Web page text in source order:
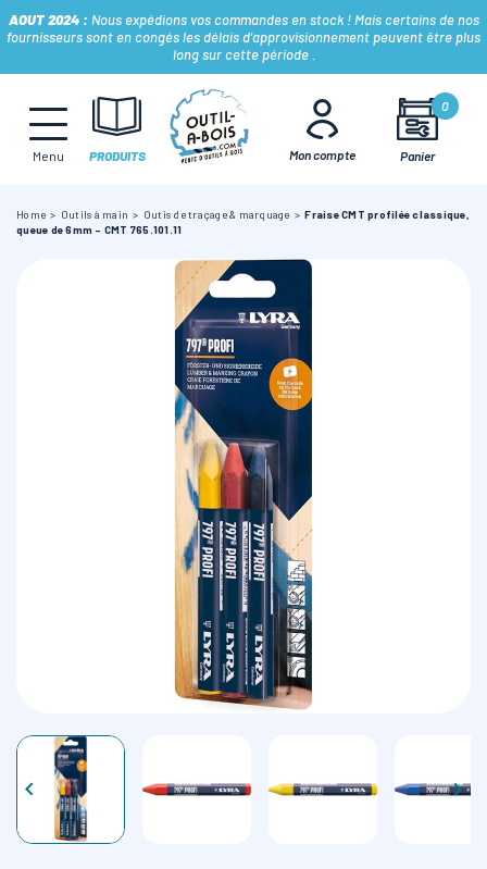
AOUT 2024 : Nous expédions vos commandes en stock ! Mais certains de nos
fournisseurs sont en congés les délais d'approvisionnement peuvent être plus
long sur cette période .
Menu PRODUITS Mon compte Panier
0
MÈCHES, FRAISES & FORETS
LAMES & DISQUES
OUTILS À MAIN
OUTILS DE TOUPIE
FERS & PLAQUETTES
LAMES SCIES RUBAN
Home Outils à main Outis de traçage & marquage
Fraise CMT profilée classique,
queue de 6mm - CMT 765.101.11
 